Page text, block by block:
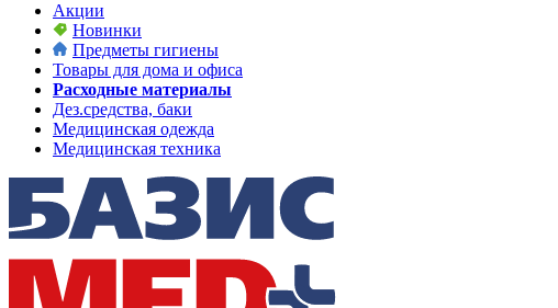
Акции
Новинки
Предметы гигиены
Товары для дома и офиса
Расходные материалы
Дез.средства, баки
Медицинская одежда
Медицинская техника